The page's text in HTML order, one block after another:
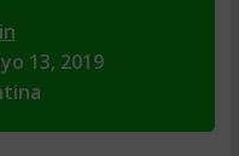
13, 2019